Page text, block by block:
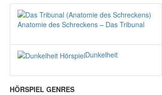
Anatomie des Schreckens – Das Tribunal
Dunkelheit
HÖRSPIEL GENRES